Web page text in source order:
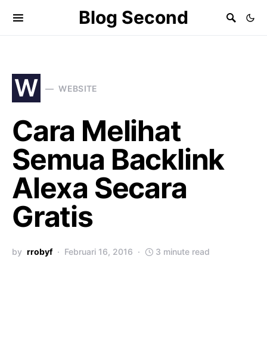
Blog Second
W WEBSITE
Cara Melihat
Semua Backlink
Alexa Secara
Gratis
by rrobyf Februari 16, 2016 3 minute read